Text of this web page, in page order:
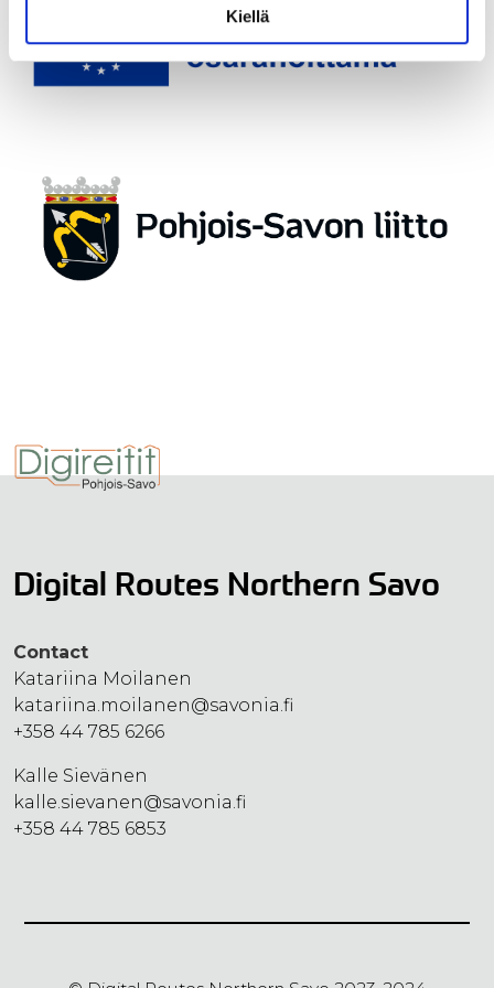
Kiellä
Digital Routes Northern Savo
Contact
Katariina Moilanen
katariina.moilanen@savonia.fi
+358 44 785 6266
Kalle Sievänen
kalle.sievanen@savonia.fi
+358 44 785 6853